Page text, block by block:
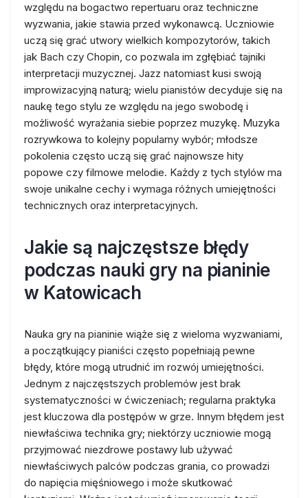
względu na bogactwo repertuaru oraz techniczne
wyzwania, jakie stawia przed wykonawcą. Uczniowie
uczą się grać utwory wielkich kompozytorów, takich
jak Bach czy Chopin, co pozwala im zgłębiać tajniki
interpretacji muzycznej. Jazz natomiast kusi swoją
improwizacyjną naturą; wielu pianistów decyduje się na
naukę tego stylu ze względu na jego swobodę i
możliwość wyrażania siebie poprzez muzykę. Muzyka
rozrywkowa to kolejny popularny wybór; młodsze
pokolenia często uczą się grać najnowsze hity
popowe czy filmowe melodie. Każdy z tych stylów ma
swoje unikalne cechy i wymaga różnych umiejętności
technicznych oraz interpretacyjnych.
Jakie są najczęstsze błędy
podczas nauki gry na pianinie
w Katowicach
Nauka gry na pianinie wiąże się z wieloma wyzwaniami,
a początkujący pianiści często popełniają pewne
błędy, które mogą utrudnić im rozwój umiejętności.
Jednym z najczęstszych problemów jest brak
systematyczności w ćwiczeniach; regularna praktyka
jest kluczowa dla postępów w grze. Innym błędem jest
niewłaściwa technika gry; niektórzy uczniowie mogą
przyjmować niezdrowe postawy lub używać
niewłaściwych palców podczas grania, co prowadzi
do napięcia mięśniowego i może skutkować